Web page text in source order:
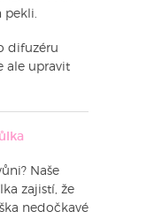
difuzéru
ale upravit
Naše
zajistí, že
nedočkavé